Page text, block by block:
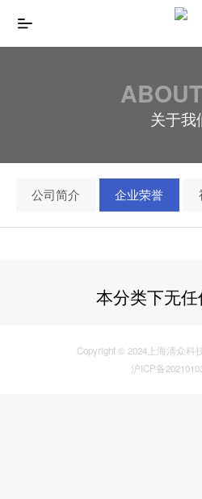
关于我
公司简介 企业荣誉
本分类下无任
Copyright © 2024上海清众科
沪ICP备